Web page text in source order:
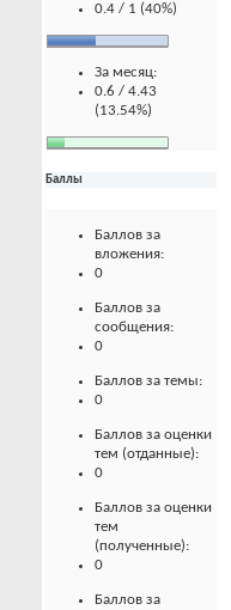
0.4 / 1 (40%)
За месяц:
0.6 / 4.43
(13.54%)
Баллы
Баллов за
вложения:
0
Баллов за
сообщения:
0
Баллов за темы:
0
Баллов за оценки
тем (отданные):
0
Баллов за оценки
тем
(полученные):
0
Баллов за